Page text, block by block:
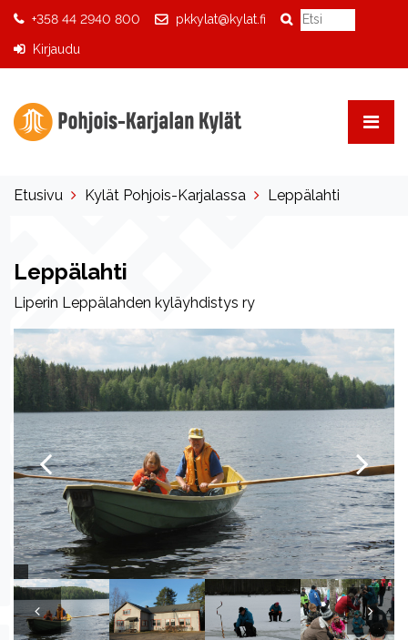
+358 44 2940 800 pkkylat@kylat.fi
Kirjaudu
Etusivu Kylät Pohjois-Karjalassa Leppälahti
Leppälahti
Liperin Leppälahden kyläyhdistys ry